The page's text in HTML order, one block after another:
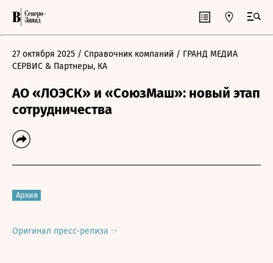
27 октября 2025 / Справочник компаний / ГРАНД МЕДИА
СЕРВИС & Партнеры, КА
АО «ЛОЭСК» и «СоюзМаш»: новый этап
сотрудничества
Архив
Оригинал пресс-релиза